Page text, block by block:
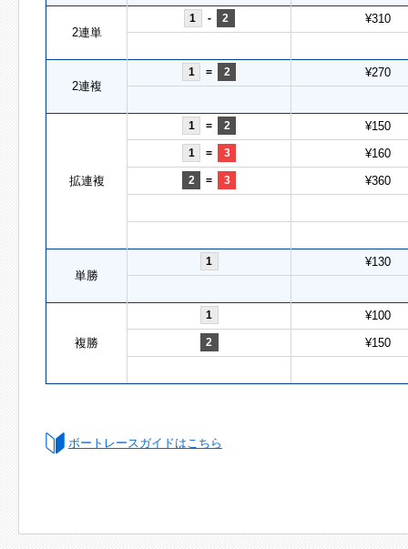
2連単
1 - 2 ¥310
2連複
1 = 2 ¥270
拡連複
1 = 2 ¥150
1 = 3 ¥160
2 = 3 ¥360
単勝
1 ¥130
複勝
1 ¥100
2 ¥150
ボートレースガイドはこちら